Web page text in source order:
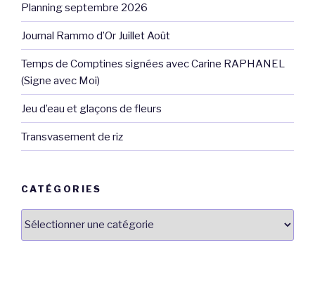
Planning septembre 2026
Journal Rammo d’Or Juillet Août
Temps de Comptines signées avec Carine RAPHANEL
(Signe avec Moi)
Jeu d’eau et glaçons de fleurs
Transvasement de riz
CATÉGORIES